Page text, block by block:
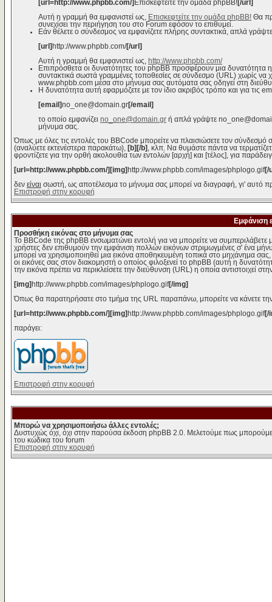
[url=http://www.phpbb.com/] Επισκεφτείτε την ομάδα phpBB! [/url]
Αυτή η γραμμή θα εμφανιστεί ως,
Επισκεφτείτε την ομάδα phpBB! Θα
συνεχίσει την περιήγηση του στο Forum εφόσον το επιθυμεί.
Εάν θέλετε ο σύνδεσμος να εμφανίζετε πλήρης συντακτικά, απλά
[url] http://www.phpbb.com/[/url]
Αυτή η γραμμή θα εμφανιστεί ως,
http://www.phpbb.com/
Επιπρόσθετα οι δυνατότητες του phpBB προσφέρουν μια δυνατότητα
συντακτικά σωστά γραμμένες τοποθεσίες σε σύνδεσμο (URL) χωρίς να
www.phpbb.com μέσα στο μήνυμα σας αυτόματα σας οδηγεί στη
Η δυνατότητα αυτή εφαρμόζετε με τον ίδιο ακριβός τρόπο και για τις
[email]no_one@domain.gr[/email]
το οποίο εμφανίζει no_one@domain.gr ή απλά γράψτε
μήνυμα σας.
Όπως με όλες τις εντολές του BBCode μπορείτε να πλαισιώσετε τον σύνδεσμό
(αναλύετε εκτενέστερα παρακάτω),
[b][/b]
, κλπ. Να θυμάστε πάντα να
φροντίζετε για την ορθή ακολουθία των εντολών [αρχή] και [τέλος], για
[url=http://www.phpbb.com/][img] http://www.phpbb.com/images/phplogo.gif[/
δεν είναι σωστή, ως αποτέλεσμα το μήνυμα σας μπορεί να διαγραφή, γι' αυτό
Επιστροφή στην κορυφή
Εμφάνιση
Προσθήκη εικόνας στο μήνυμα σας
Το BBCode της phpBB ενσωματώνει εντολή για να μπορείτε να
χρήστες δεν επιθυμούν την εμφάνιση πολλών εικόνων στριμωγμένες σ' ένα
μπορεί να χρησιμοποιηθεί μια εικόνα αποθηκευμένη τοπικά στο μηχάνημα
οι εικόνες σας στον διακομηστή ο οποίος φιλοξενεί το phpBB (αυτή η
την εικόνα πρέπει να περικλείσετε την διεύθυνση (URL) η οποία αντιστοιχεί
[img] http://www.phpbb.com/images/phplogo.gif[/img]
Όπως θα παρατηρήσατε στο τμήμα της URL παραπάνω, μπορείτε να κάνετε
[url=http://www.phpbb.com/][img] http://www.phpbb.com/images/phplogo.gif[/
παράγει:
Επιστροφή στην κορυφή
Μπορώ να χρησιμοποιήσω άλλες εντολές;
Δυστυχώς όχι, όχι στην παρούσα έκδοση phpBB 2.0. Μελετούμε πως μπορούμε
του κώδικα του forum
Επιστροφή στην κορυφή